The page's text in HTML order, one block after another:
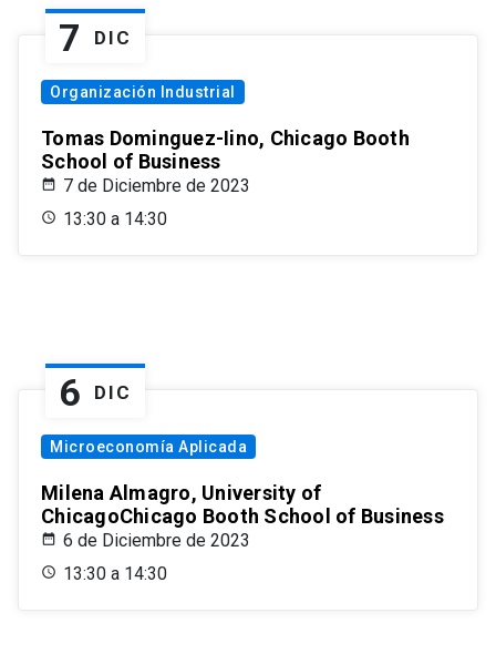
7 DIC
Organización Industrial
Tomas Dominguez-Iino, Chicago Booth
School of Business
7 de Diciembre de 2023
13:30 a 14:30
6 DIC
Microeconomía Aplicada
Milena Almagro, University of
ChicagoChicago Booth School of Business
6 de Diciembre de 2023
13:30 a 14:30